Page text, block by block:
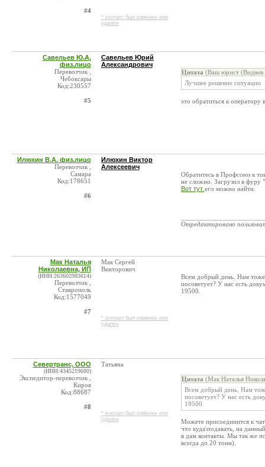
#4
* контакт был изменен или
удален
Савельев Ю.А.
физ.лицо
Перевозчик ,
Чебоксары
Код:230557
#5
Савельев Юрий
Александрович
Цитата (Ваш юрист (Видяев
Лучшее решение ситуации
это обратиться к
Илюхин В.А. физ.лицо
Перевозчик ,
Самара
Код:178651
#6
Илюхин Виктор
Алексеевич
Обратитесь в Профсоюз к
не сложно. Загрузил в фуру
Вот тут его можно найти.
Отредактировано
Мак Наталья
Николаевна, ИП
(ИНН:263602983614)
Перевозчик ,
Ставрополь
Код:1577049
#7
Мак Сергей
Викторович
* контакт был изменен или
удален
Всем добрый день. Нам тоже
посоветует? У нас есть
19500.
Севертранс, ООО
(ИНН:4345219680)
Экспедитор-перевозчик ,
Киров
Код:88687
#8
Татьяна
* контакт был изменен или
удален
Цитата (Мак Наталья
Всем добрый день. Нам
посоветует? У нас есть
19500.
Можете присоединится к
что куда\подавать, на
я дам контакты. Мы так же
всегда до 20 тонн).